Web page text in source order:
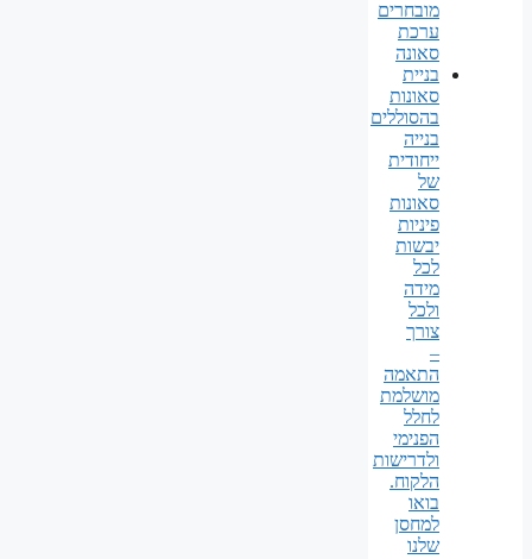
מובחרים
ערכת
סאונה
בניית
סאונות
בהסוללים
בנייה
ייחודית
של
סאונות
פיניות
יבשות
לכל
מידה
ולכל
צורך
–
התאמה
מושלמת
לחלל
הפנימי
ולדרישות
הלקוח.
בואו
למחסן
שלנו